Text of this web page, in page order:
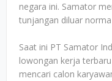
negara ini. Samator
tunjangan diluar
Saat ini PT Samator
lowongan kerja
mencari calon